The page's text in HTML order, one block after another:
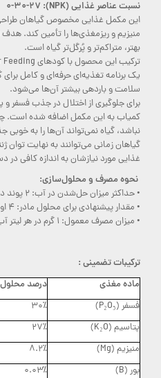
نسبت عناصر غذایی (NPK): ۰-۳۰-۲۷
این مکمل غذایی مخصوص گیاهان
منیزیم و ریزمغذی‌ها را تأمین کند.
بهتر، متراکم‌تر و پُرگل‌تر گیاه است.
یک برنامه تغذیه‌ای حرفه‌ای و کامل
سلامت و باردهی بیشتر آن‌ها می‌شود.
برای جلوگیری از اختلال در جذب فسفر و
کمیاب به این مکمل اضافه شده است.
نباشد، گیاه نمی‌تواند آن‌ها را به خوبی
گیاهان زمانی می‌توانند به نهایت توان
غذایی مورد نیازشان به اندازه کافی
نحوه مصرف و محلول‌سازی:
• حداکثر میزان حل‌شدن در آب: ۲ پوند در هر گالن یا ۲۵۰ گرم در هر لیتر
• مقدار پیشنهادی برای محلول مادر: ۴ اونس در هر گالن یا ۳۰ گرم در هر لیتر
• میزان مصرف معمول: ۱ گرم در هر لیتر آب = ۱.۰ EC
ترکیبات تضمینی :
ماده مغذی
درصد
فسفر (P₂O₅)
۳۰٪
پتاسیم (K₂O)
۲۷٪
منیزیم (Mg)
۸.۲٪
بور (B)
۰.۰۳٪